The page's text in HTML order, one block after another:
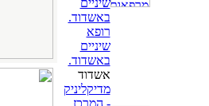
שיניים
באשדוד.
רופא
שיניים
באשדוד.
אשדוד
מדיקליניק
- המרכז